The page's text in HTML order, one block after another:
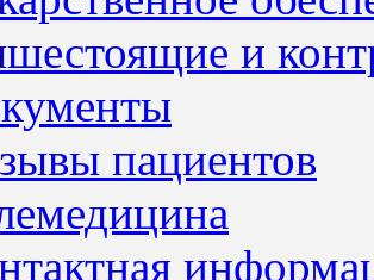
и
пациентов